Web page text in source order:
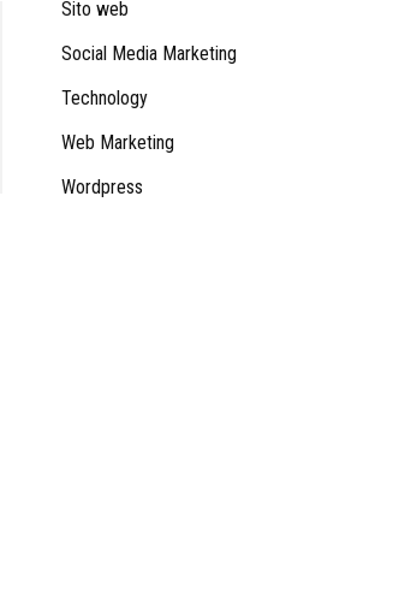
Sito web
Social Media Marketing
Technology
Web Marketing
Wordpress